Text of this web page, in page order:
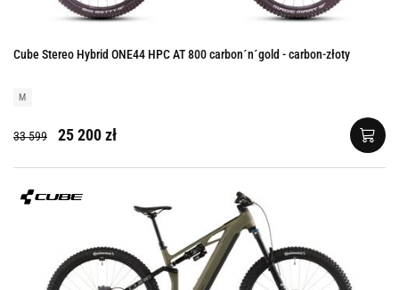
Cube Stereo Hybrid ONE44 HPC AT 800 carbon´n´gold - carbon-złoty
M
33 599 25 200 zł